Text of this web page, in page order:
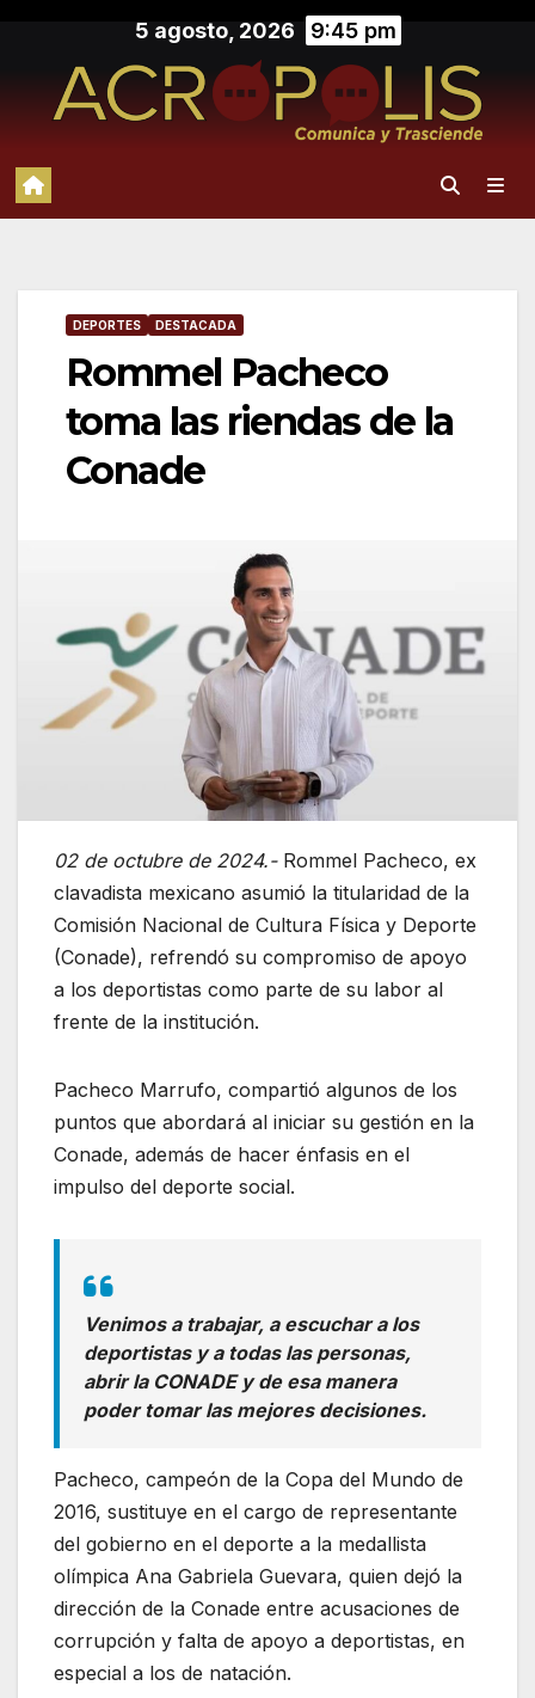
contenido
5 agosto, 2026 9:45 pm
DEPORTES DESTACADA
Rommel Pacheco
toma las riendas de la
Conade
02 de octubre de 2024.-Rommel Pacheco, ex
clavadista mexicano asumió la titularidad de la
Comisión Nacional de Cultura Física y Deporte
(Conade), refrendó su compromiso de apoyo
a los deportistas como parte de su labor al
frente de la institución.
Pacheco Marrufo, compartió algunos de los
puntos que abordará al iniciar su gestión en la
Conade, además de hacer énfasis en el
impulso del deporte social.
Venimos a trabajar, a escuchar a los
deportistas y a todas las personas,
abrir la CONADE y de esa manera
poder tomar las mejores decisiones.
Pacheco, campeón de la Copa del Mundo de
2016, sustituye en el cargo de representante
del gobierno en el deporte a la medallista
olímpica Ana Gabriela Guevara, quien dejó la
dirección de la Conade entre acusaciones de
corrupción y falta de apoyo a deportistas, en
especial a los de natación.